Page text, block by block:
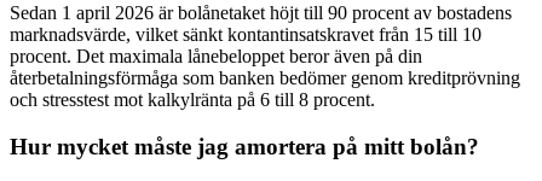
Sedan 1 april 2026 är bolånetaket höjt till 90 procent av bostadens
marknadsvärde, vilket sänkt kontantinsatskravet från 15 till 10
procent. Det maximala lånebeloppet beror även på din
återbetalningsförmåga som banken bedömer genom kreditprövning
och stresstest mot kalkylränta på 6 till 8 procent.
Hur mycket måste jag amortera på mitt bolån?